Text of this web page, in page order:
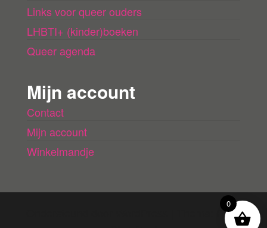
Links voor queer ouders
LHBTI+ (kinder)boeken
Queer agenda
Mijn account
Contact
Mijn account
Winkelmandje
Envo
0